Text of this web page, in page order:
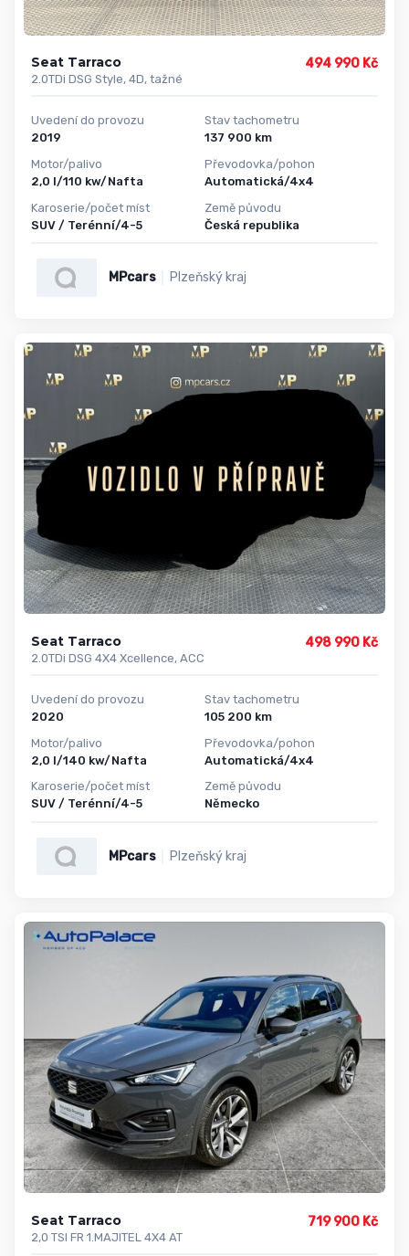
Seat Tarraco
2.0TDi DSG Style, 4D, tažné
494 990 Kč
Uvedení do provozu
2019
Motor/palivo
2,0 l/110 kw/Nafta
Karoserie/počet míst
SUV / Terénní/4-5
Stav tachometru
137 900 km
Převodovka/pohon
Automatická/4x4
Země původu
Česká republika
MPcars Plzeňský kraj
Seat Tarraco
2.0TDi DSG 4X4 Xcellence, ACC
498 990 Kč
Uvedení do provozu
2020
Motor/palivo
2,0 l/140 kw/Nafta
Karoserie/počet míst
SUV / Terénní/4-5
Stav tachometru
105 200 km
Převodovka/pohon
Automatická/4x4
Země původu
Německo
MPcars Plzeňský kraj
Seat Tarraco
2,0 TSI FR 1.MAJITEL 4X4 AT
719 900 Kč